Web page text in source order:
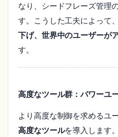
なり、シードフレーズ管理
す。こうした工夫によって、
下げ、世界中のユーザーが
す。
高度なツール群：パワーユ
より高度な制御を求めるユ
高度なツールを導入します